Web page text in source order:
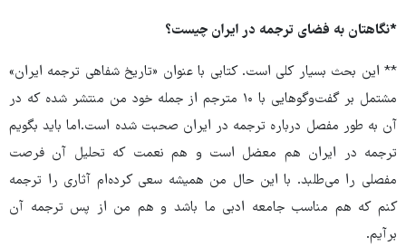
*نگاهتان به فضای ترجمه در ایران چیست؟
** این بحث بسیار کلی است. کتابی با عنوان «تاریخ شفاهی ترجمه ایران»
مشتمل بر گفت‌وگوهایی با ۱۰ مترجم از جمله خود من منتشر شده که در
آن به طور مفصل درباره ترجمه در ایران صحبت شده است.اما باید بگویم
ترجمه در ایران هم معضل است و هم نعمت که تحلیل آن فرصت
مفصلی را می‌طلبد. با این حال من همیشه سعی کرده‌ام آثاری را ترجمه
کنم که هم مناسب جامعه ادبی ما باشد و هم من از پس ترجمه آن
برآیم.